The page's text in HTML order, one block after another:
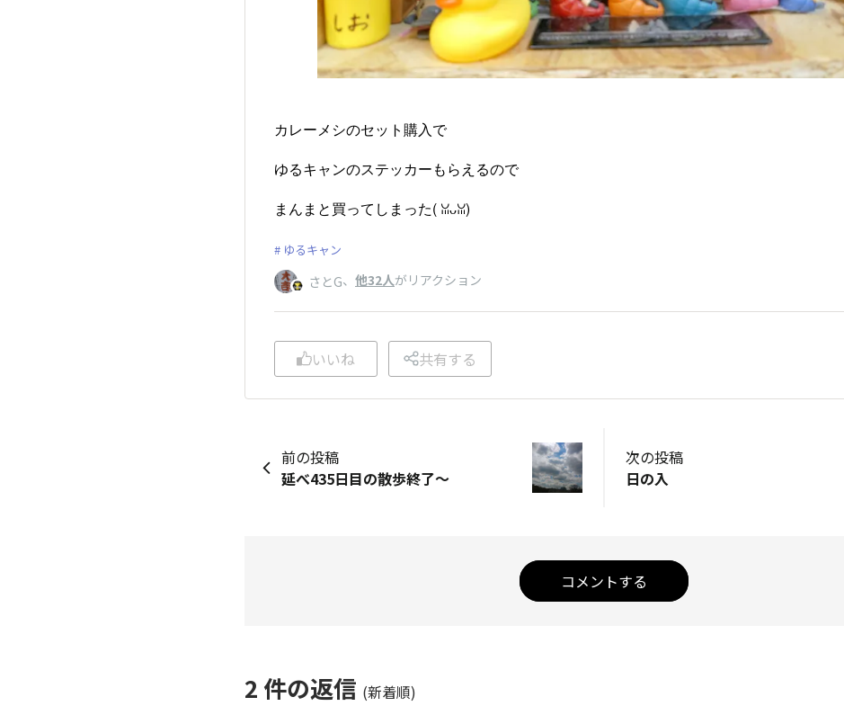
カレーメシのセット購入で
ゆるキャンのステッカーもらえるので
まんまと買ってしまった(⁠ ⁠ꈍ⁠ᴗ⁠ꈍ⁠)
ゆるキャン
さとG、 他32人がリアクション
いいね 共有する
前の投稿
延べ435日目の散歩終了～
次の投稿
日の入
コメントする
2 件の返信 (新着順)